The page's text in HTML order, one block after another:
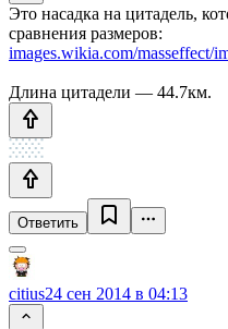
Это насадка на цитадель,
сравнения размеров:
images.wikia.com/masseffect/
Длина цитадели — 44.7км.
Ответить
citius24 сен 2014 в 04:13